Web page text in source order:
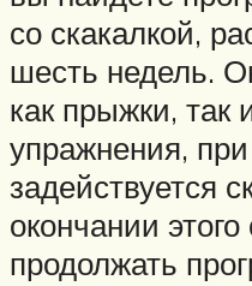
со скакалкой,
шесть недель.
как прыжки, так
упражнения,
задействуется
окончании
продолжать